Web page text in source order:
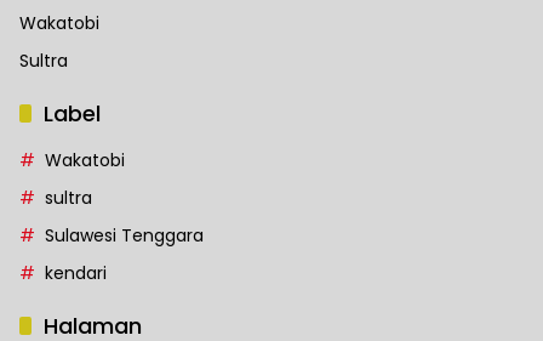
Wakatobi
Sultra
Label
Wakatobi
sultra
Sulawesi Tenggara
kendari
Halaman